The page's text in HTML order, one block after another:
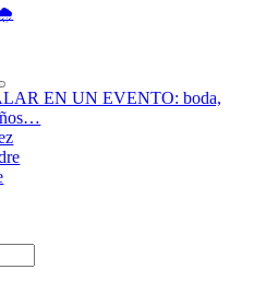
🌧️
EN UN EVENTO: boda,